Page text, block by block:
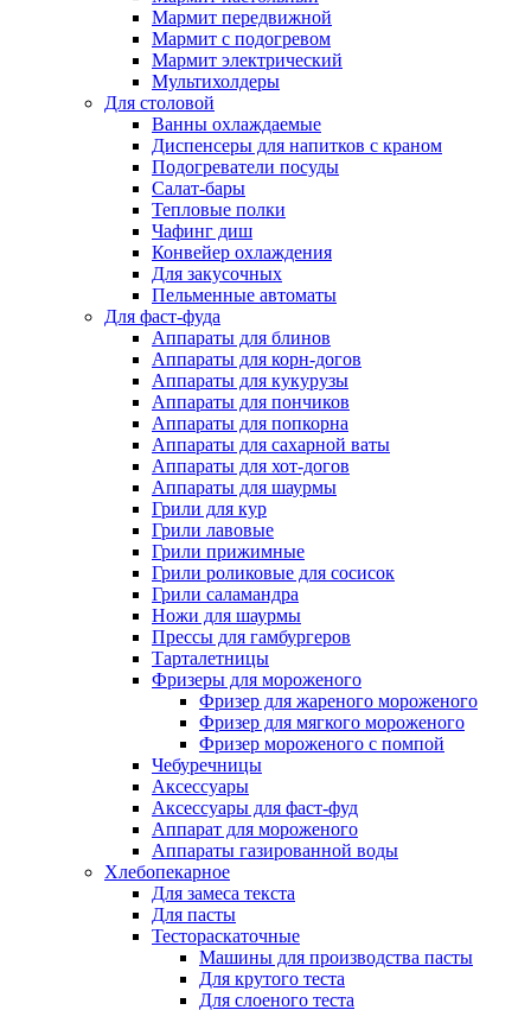
Мармит передвижной
Мармит с подогревом
Мармит электрический
Мультихолдеры
Для столовой
Ванны охлаждаемые
Диспенсеры для напитков с краном
Подогреватели посуды
Салат-бары
Тепловые полки
Чафинг диш
Конвейер охлаждения
Для закусочных
Пельменные автоматы
Для фаст-фуда
Аппараты для блинов
Аппараты для корн-догов
Аппараты для кукурузы
Аппараты для пончиков
Аппараты для попкорна
Аппараты для сахарной ваты
Аппараты для хот-догов
Аппараты для шаурмы
Грили для кур
Грили лавовые
Грили прижимные
Грили роликовые для сосисок
Грили саламандра
Ножи для шаурмы
Прессы для гамбургеров
Тарталетницы
Фризеры для мороженого
Фризер для жареного мороженого
Фризер для мягкого мороженого
Фризер мороженого с помпой
Чебуречницы
Аксессуары
Аксессуары для фаст-фуд
Аппарат для мороженого
Аппараты газированной воды
Хлебопекарное
Для замеса текста
Для пасты
Тестораскаточные
Машины для производства пасты
Для крутого теста
Для слоеного теста